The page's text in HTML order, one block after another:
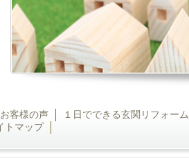
お客様の声 １日でできる玄関リフォーム
トマップ